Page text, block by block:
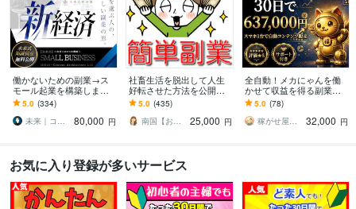
働かないための副業→ス
モール起業を構築します
初心者から個別伴走｜長
期で回るビジネスづくり
と実務AIスキル
5.0 (334)
未来｜コンテンツ起業ラボ
80,000 円
社畜生活を脱出して人生
好転させた方法を公開し
ます ツールで自動化→底
辺人生から解放されて理
想の生活♪
5.0 (435)
南国【おうち副業で月収100万】
25,000 円
全自動！メカにゃんを働
かせて収益を得る副業教
えます スマホ１台｜超初
心者向け｜放置型副業｜
自動コンテンツ販売
5.0 (78)
稼がせ屋まさる｜プロマーケター｜２冠達成
32,000 円
お気に入り登録が多いサービス